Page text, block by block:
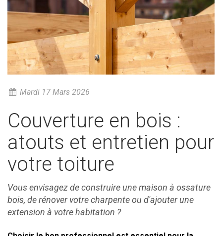
Mardi 17 Mars 2026
Couverture en bois :
atouts et entretien pour
votre toiture
Vous envisagez de construire une maison à ossature
bois, de rénover votre charpente ou d'ajouter une
extension à votre habitation ?